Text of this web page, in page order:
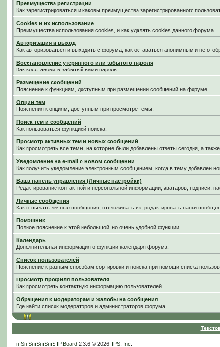
Преимущества регистрации
Как зарегистрироваться и каковы преимущества зарегистрированного
Cookies и их использование
Преимущества использования cookies, и как удалять cookies данного форума.
Авторизация и выход
Как авторизоваться и выходить с форума, как оставаться анонимным и не
Восстановление утерянного или забытого пароля
Как восстановить забытый вами пароль.
Размещение сообщений
Пояснение к функциям, доступным при размещении сообщений на форуме.
Опции тем
Пояснения к опциям, доступным при просмотре темы.
Поиск тем и сообщений
Как пользоваться функцией поиска.
Просмотр активных тем и новых сообщений
Как просмотреть все темы, на которые были добавлены ответы сегодня, а
Уведомление на е-mail о новом сообщении
Как получить уведомление электронным сообщением, когда в тему добавлен
Ваша панель управления (Личные настройки)
Редактирование контактной и персональной информации, аватаров, подписи,
Личные сообщения
Как отсылать личные сообщения, отслеживать их, редактировать папки
Помошник
Полное пояснение к этой небольшой, но очень удобной функции
Календарь
Дополнительная информация о функции календаря форума.
Список пользователей
Пояснение к разным способам сортировки и поиска при помощи списка
Просмотр профиля пользователя
Как просмотреть контактную информацию пользователей.
Обращения к модераторам и жалобы на сообщения
Где найти список модераторов и администраторов форума.
пїЅпїЅпїЅпїЅпїЅ IP.Board2.3.6 © 2026 IPS, Inc